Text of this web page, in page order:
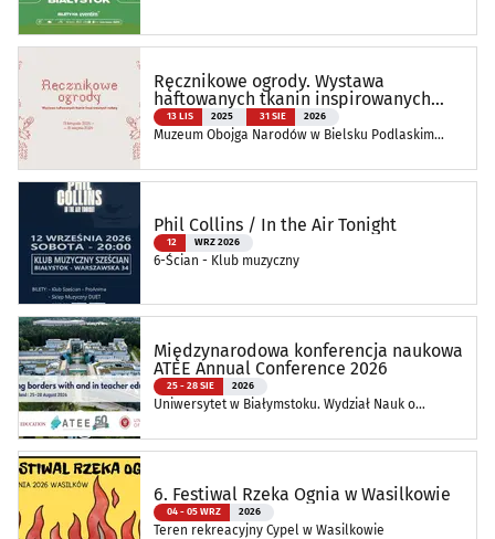
Ręcznikowe ogrody. Wystawa
haftowanych tkanin inspirowanych
naturą
13 LIS 2025 31 SIE 2026
Muzeum Obojga Narodów w Bielsku Podlaskim
Phil Collins / In the Air Tonight
12 WRZ 2026
6-Ścian - Klub muzyczny
Międzynarodowa konferencja naukowa
ATEE Annual Conference 2026
25 - 28 SIE 2026
Uniwersytet w Białymstoku. Wydział Nauk o
6. Festiwal Rzeka Ognia w Wasilkowie
04 - 05 WRZ 2026
Teren rekreacyjny Cypel w Wasilkowie